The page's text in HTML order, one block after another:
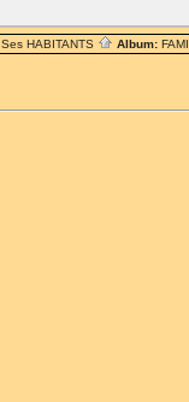
Ses HABITANTS Album: